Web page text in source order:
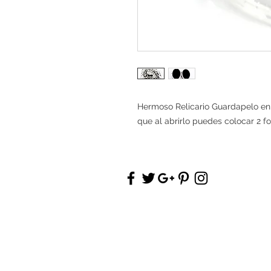
Hermoso Relicario Guardapelo
que al abrirlo puedes colocar 2